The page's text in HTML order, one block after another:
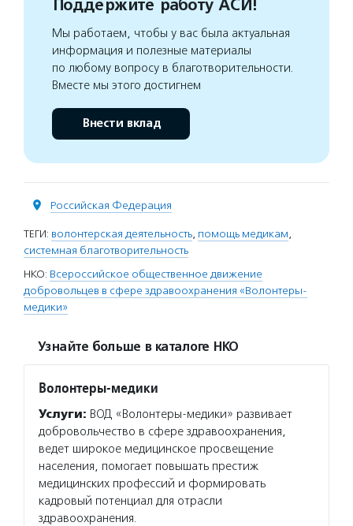
Поддержите работу АСИ!
Мы работаем, чтобы у вас была актуальная
информация и полезные материалы
по любому вопросу в благотворительности.
Вместе мы этого достигнем
Внести вклад
Российская Федерация
ТЕГИ: волонтерская деятельность, помощь медикам,
системная благотворительность
НКО: Всероссийское общественное движение
добровольцев в сфере здравоохранения «Волонтеры-
медики»
Узнайте больше в каталоге НКО
Волонтеры-медики
Услуги: ВОД «Волонтеры-медики» развивает
добровольчество в сфере здравоохранения,
ведет широкое медицинское просвещение
населения, помогает повышать престиж
медицинских профессий и формировать
кадровый потенциал для отрасли
здравоохранения.